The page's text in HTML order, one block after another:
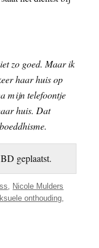
zo goed. Maar ik
haar huis op
mijn telefoontje
huis. Dat
geplaatst.
Nicole Mulders
onthouding